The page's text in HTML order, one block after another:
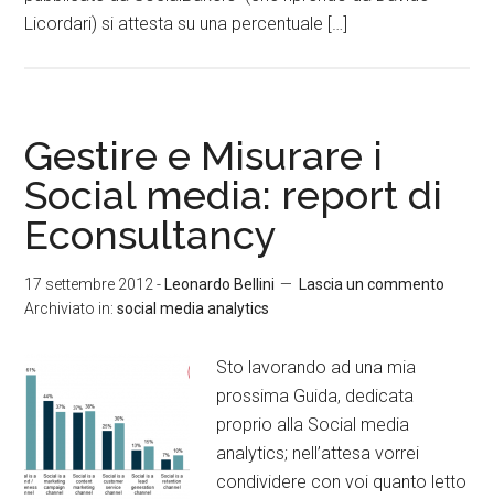
Licordari) si attesta su una percentuale […]
Gestire e Misurare i
Social media: report di
Econsultancy
17 settembre 2012 - Leonardo Bellini
Lascia un commento
Archiviato in:social media analytics
Sto lavorando ad una mia
prossima Guida, dedicata
proprio alla Social media
analytics; nell’attesa vorrei
condividere con voi quanto letto